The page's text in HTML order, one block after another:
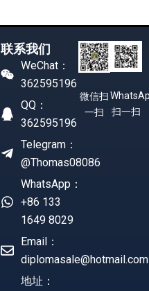
联系我们
WeChat：
362595196
QQ：
362595196
Telegram：
@Thomas08086
WhatsApp：
+86 133
1649 8029
Email：
diplomasale@hotmail.com
地址：
微信扫
一扫
扫一扫